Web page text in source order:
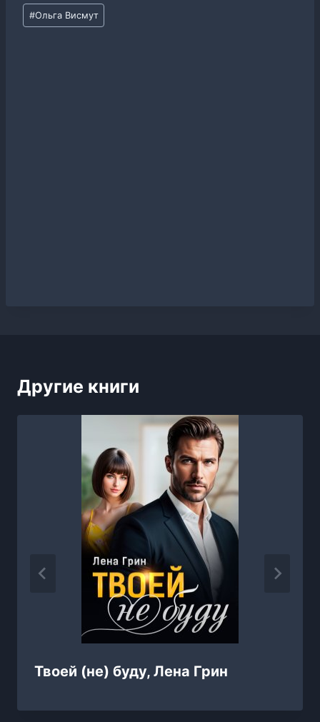
Метки
записи:
#Ольга Висмут
Другие книги
Твоей (не) буду, Лена Грин